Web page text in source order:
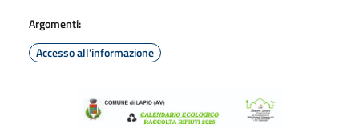
Argomenti:
Accesso all'informazione